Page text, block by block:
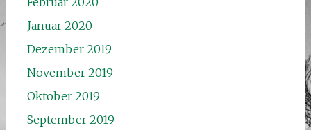
Januar 2020
Dezember 2019
November 2019
Oktober 2019
September 2019